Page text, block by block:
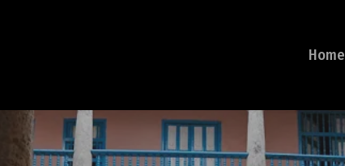
Home